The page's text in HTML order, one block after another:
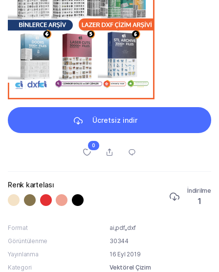
Ücretsiz indir
0
Renk kartelası
İndirilme
1
Format
ai,pdf,,dxf
Görüntülenme
30344
Yayınlanma
16 Eyl 2019
Kategori
Vektörel Çizim